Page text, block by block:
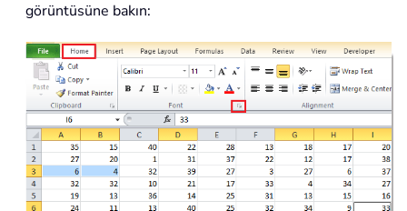
görüntüsüne bakın: